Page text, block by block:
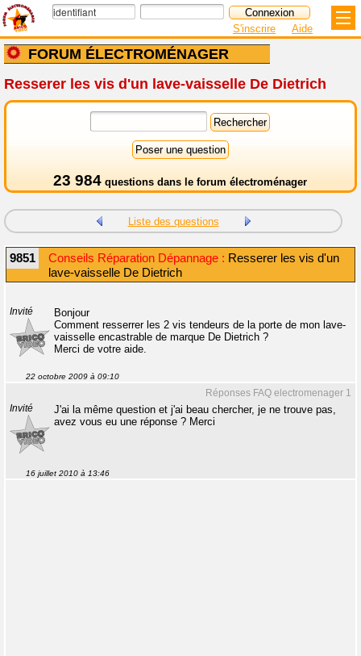
FORUM ÉLECTROMÉNAGER
S'inscrire Aide
Resserer les vis d'un lave-vaisselle De Dietrich
23 984 questions dans le forum électroménager
Liste des questions
9851 Conseils Réparation Dépannage : Resserer les vis d'un
lave-vaisselle De Dietrich
Invité
Bonjour
Comment resserrer les 2 vis tendeurs de la porte de mon lave-
vaisselle encastrable de marque De Dietrich ?
Merci de votre aide.
22 octobre 2009 à 09:10
Réponses FAQ electromenager 1
Invité
J'ai la même question et j'ai beau chercher, je ne trouve pas,
avez vous eu une réponse ? Merci
16 juillet 2010 à 13:46